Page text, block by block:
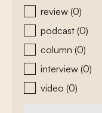
zoeken - genre
review (0)
podcast (0)
column (0)
interview (0)
video (0)